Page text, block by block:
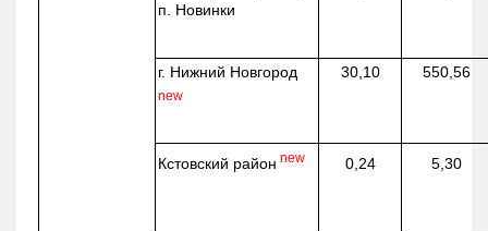
п. Новинки
г. Нижний Новгород
new
30,10 550,56
Кстовский район new 0,24 5,30